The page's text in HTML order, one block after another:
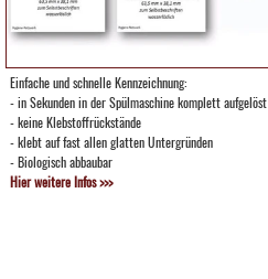
Einfache und schnelle Kennzeichnung:
- in Sekunden in der Spülmaschine komplett aufgelöst
- keine Klebstoffrückstände
- klebt auf fast allen glatten Untergründen
- Biologisch abbaubar
Hier weitere Infos >>>